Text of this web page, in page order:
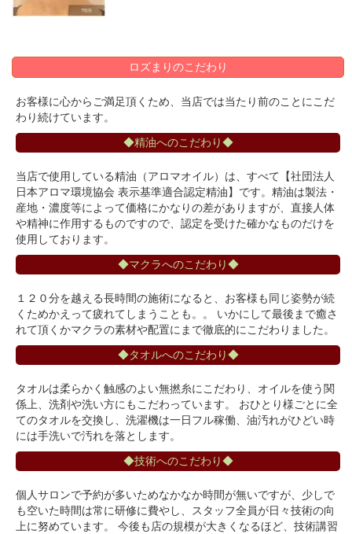
ロズまりのこだわり
お客様に心からご満足頂くため、当店では当たり前のことにこだ
わり続けています。
◆精油へのこだわり◆
当店で使用している精油（アロマオイル）は、すべて【社団法人
日本アロマ環境協会 表示基準適合認定精油】です。精油は製法・
産地・濃度等によって価格にかなりの差がありますが、直接人体
や精神に作用するものですので、認定を受けた確かなものだけを
使用しております。
◆マクラへのこだわり◆
１２０分を越える長時間の施術になると、お客様も同じ姿勢が続
くためかえって疲れてしまうことも。。 いかにして最後まで癒さ
れて頂くかマクラの素材や配置にまで徹底的にこだわりました。
◆タオルへのこだわり◆
タオルは柔らかく触感のよい無撚糸にこだわり、オイルを使う関
係上、洗剤や洗い方にもこだわっています。 おひとり様ごとに全
てのタオルを交換し、洗濯機は一日フル稼働、油汚れがひどい時
には手洗いで汚れを落とします。
◆技術へのこだわり◆
個人サロンで予約が多いためなかなか時間が無いですが、少しで
も空いた時間は常に研修に費やし、スタッフ全員が日々技術の向
上に努めています。 今後も店の規模が大きくなるほど、技術講習